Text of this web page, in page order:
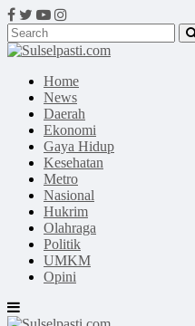
Home
News
Daerah
Ekonomi
Gaya Hidup
Kesehatan
Metro
Nasional
Hukrim
Olahraga
Politik
UMKM
Opini